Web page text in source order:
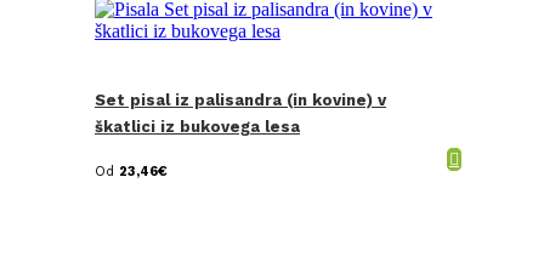
Set pisal iz palisandra (in kovine) v
škatlici iz bukovega lesa
Od 23,46€